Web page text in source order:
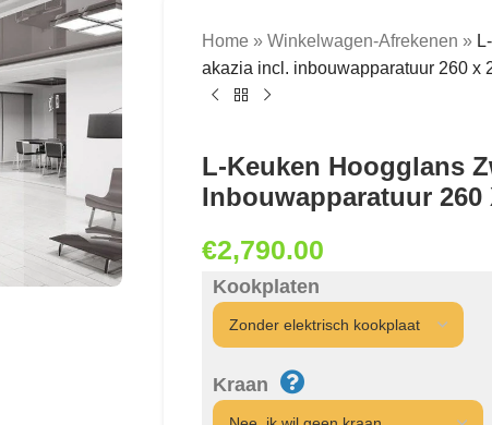
Home » Winkelwagen-Afrekenen »
akazia incl. inbouwapparatuur 260 x
L-Keuken Hoogglans
Inbouwapparatuur 260
€2,790.00
Kookplaten
Kraan